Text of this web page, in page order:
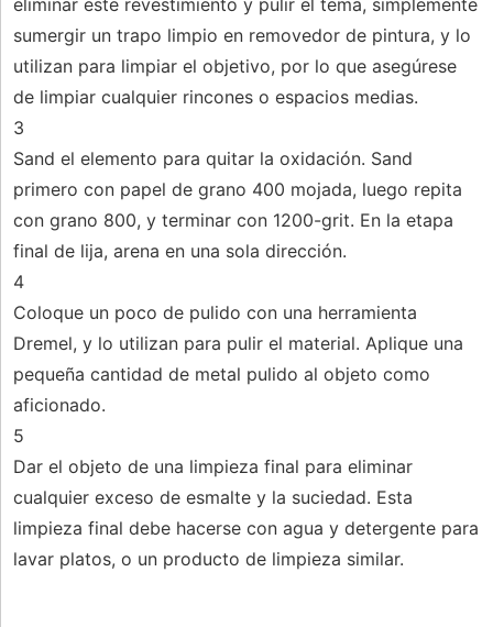
eliminar este revestimiento y pulir el tema, simplemente
sumergir un trapo limpio en removedor de pintura, y lo
utilizan para limpiar el objetivo, por lo que asegúrese
de limpiar cualquier rincones o espacios medias.
3
Sand el elemento para quitar la oxidación. Sand
primero con papel de grano 400 mojada, luego repita
con grano 800, y terminar con 1200-grit. En la etapa
final de lija, arena en una sola dirección.
4
Coloque un poco de pulido con una herramienta
Dremel, y lo utilizan para pulir el material. Aplique una
pequeña cantidad de metal pulido al objeto como
aficionado.
5
Dar el objeto de una limpieza final para eliminar
cualquier exceso de esmalte y la suciedad. Esta
limpieza final debe hacerse con agua y detergente para
lavar platos, o un producto de limpieza similar.